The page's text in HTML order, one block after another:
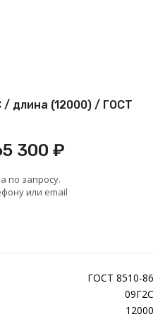
/ длина (12000) / ГОСТ
300 ₽
по запросу.
или email
ГОСТ 8510-86
09Г2С
12000